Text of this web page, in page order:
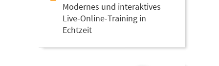
Modernes und interaktives
Live-Online-Training in
Echtzeit